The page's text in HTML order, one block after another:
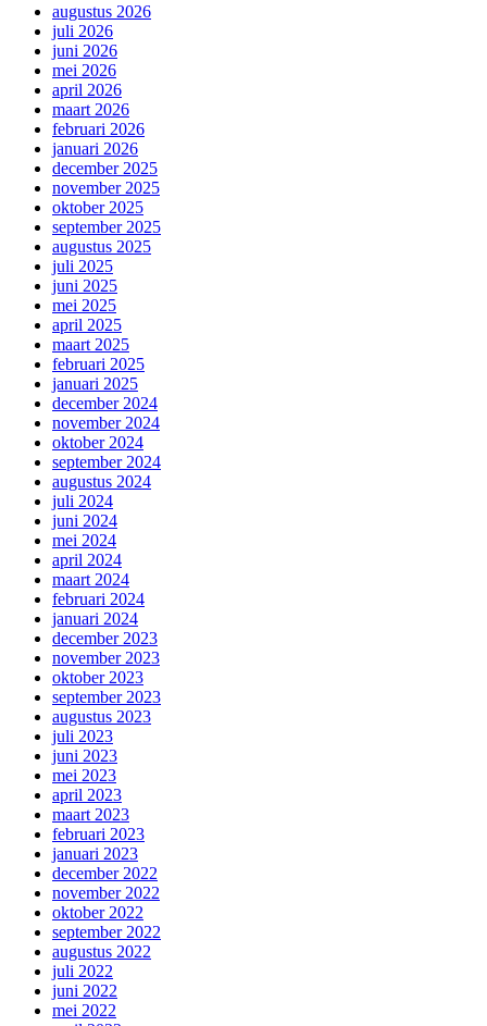
augustus 2026
juli 2026
juni 2026
mei 2026
april 2026
maart 2026
februari 2026
januari 2026
december 2025
november 2025
oktober 2025
september 2025
augustus 2025
juli 2025
juni 2025
mei 2025
april 2025
maart 2025
februari 2025
januari 2025
december 2024
november 2024
oktober 2024
september 2024
augustus 2024
juli 2024
juni 2024
mei 2024
april 2024
maart 2024
februari 2024
januari 2024
december 2023
november 2023
oktober 2023
september 2023
augustus 2023
juli 2023
juni 2023
mei 2023
april 2023
maart 2023
februari 2023
januari 2023
december 2022
november 2022
oktober 2022
september 2022
augustus 2022
juli 2022
juni 2022
mei 2022